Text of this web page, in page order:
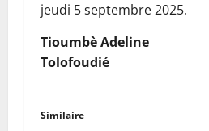
jeudi 5 septembre 2025.
Tioumbè Adeline
Tolofoudié
Similaire